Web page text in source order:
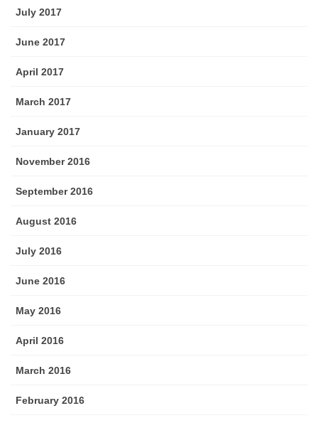
July 2017
June 2017
April 2017
March 2017
January 2017
November 2016
September 2016
August 2016
July 2016
June 2016
May 2016
April 2016
March 2016
February 2016